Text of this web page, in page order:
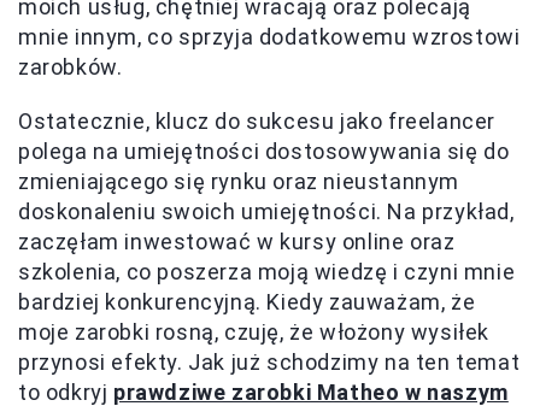
moich usług, chętniej wracają oraz polecają
mnie innym, co sprzyja dodatkowemu wzrostowi
zarobków.
Ostatecznie, klucz do sukcesu jako freelancer
polega na umiejętności dostosowywania się do
zmieniającego się rynku oraz nieustannym
doskonaleniu swoich umiejętności. Na przykład,
zaczęłam inwestować w kursy online oraz
szkolenia, co poszerza moją wiedzę i czyni mnie
bardziej konkurencyjną. Kiedy zauważam, że
moje zarobki rosną, czuję, że włożony wysiłek
przynosi efekty. Jak już schodzimy na ten temat
to odkryj prawdziwe zarobki Matheo w naszym